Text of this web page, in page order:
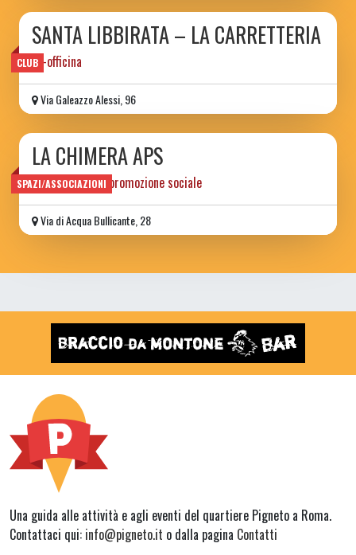
CLUB
SANTA LIBBIRATA – LA CARRETTERIA
ex-officina
Via Galeazzo Alessi, 96
SPAZI/ASSOCIAZIONI
LA CHIMERA APS
associazione di promozione sociale
Via di Acqua Bullicante, 28
Una guida alle attività e agli eventi del quartiere Pigneto a Roma.
Contattaci qui: info@pigneto.it o dalla pagina Contatti